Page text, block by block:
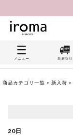
メニュー 新着商品
商品カテゴリ一覧 > 新入荷 >
20日